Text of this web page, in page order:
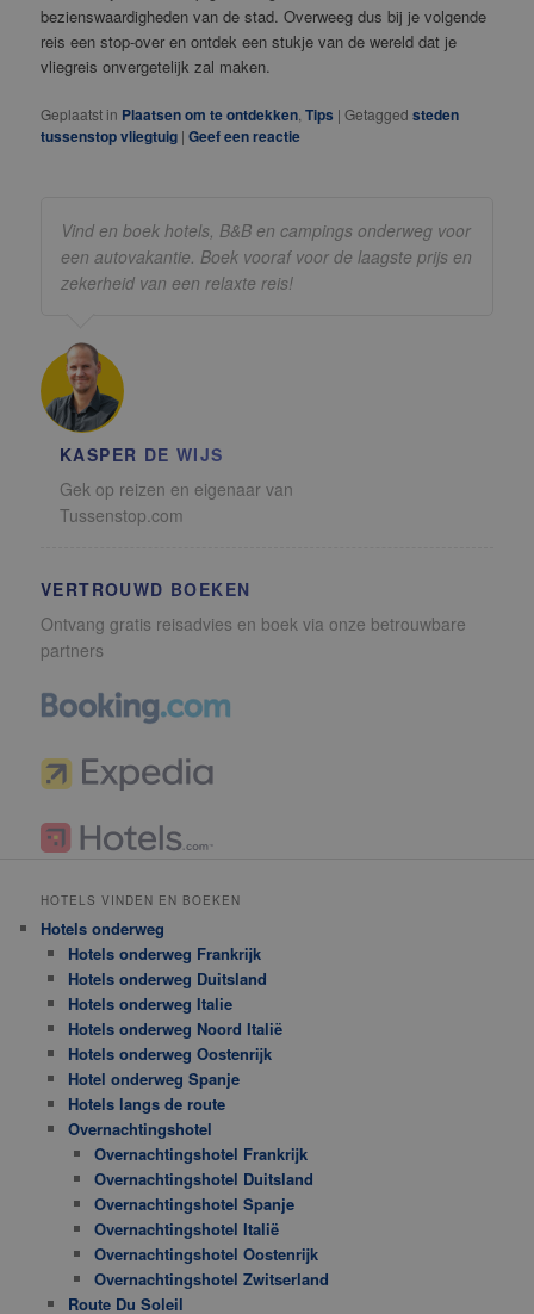
bezienswaardigheden van de stad. Overweeg dus bij je volgende
reis een stop-over en ontdek een stukje van de wereld dat je
vliegreis onvergetelijk zal maken.
Geplaatst in Plaatsen om te ontdekken ,Tips |Getagged steden
tussenstop vliegtuig |Geef een reactie
Vind en boek hotels, B&B en campings onderweg voor
een autovakantie. Boek vooraf voor de laagste prijs en
zekerheid van een relaxte reis!
KASPER DE WIJS
Gek op reizen en eigenaar van
Tussenstop.com
VERTROUWD BOEKEN
Ontvang gratis reisadvies en boek via onze betrouwbare
partners
HOTELS VINDEN EN BOEKEN
Hotels onderweg
Hotels onderweg Frankrijk
Hotels onderweg Duitsland
Hotels onderweg Italie
Hotels onderweg Noord Italië
Hotels onderweg Oostenrijk
Hotel onderweg Spanje
Hotels langs de route
Overnachtingshotel
Overnachtingshotel Frankrijk
Overnachtingshotel Duitsland
Overnachtingshotel Spanje
Overnachtingshotel Italië
Overnachtingshotel Oostenrijk
Overnachtingshotel Zwitserland
Route Du Soleil